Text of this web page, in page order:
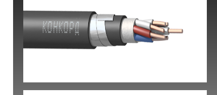
КВБбШвнг(А) -LS